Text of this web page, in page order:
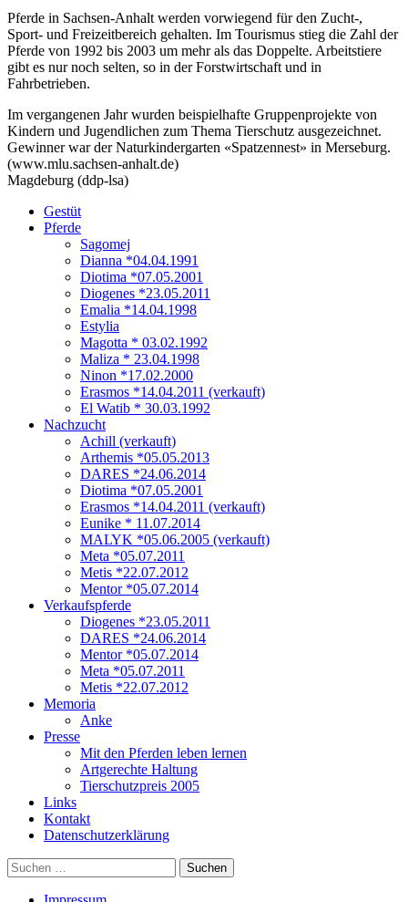
Pferde in Sachsen-Anhalt werden vorwiegend für den Zucht-,
Sport- und Freizeitbereich gehalten. Im Tourismus stieg die Zahl der
Pferde von 1992 bis 2003 um mehr als das Doppelte. Arbeitstiere
gibt es nur noch selten, so in der Forstwirtschaft und in
Fahrbetrieben.
Im vergangenen Jahr wurden beispielhafte Gruppenprojekte von
Kindern und Jugendlichen zum Thema Tierschutz ausgezeichnet.
Gewinner war der Naturkindergarten «Spatzennest» in Merseburg.
(www.mlu.sachsen-anhalt.de)
Magdeburg (ddp-lsa)
Gestüt
Pferde
Sagomej
Dianna *04.04.1991
Diotima *07.05.2001
Diogenes *23.05.2011
Emalia *14.04.1998
Estylia
Magotta * 03.02.1992
Maliza * 23.04.1998
Ninon *17.02.2000
Erasmos *14.04.2011 (verkauft)
El Watib * 30.03.1992
Nachzucht
Achill (verkauft)
Arthemis *05.05.2013
DARES *24.06.2014
Diotima *07.05.2001
Erasmos *14.04.2011 (verkauft)
Eunike * 11.07.2014
MALYK *05.06.2005 (verkauft)
Meta *05.07.2011
Metis *22.07.2012
Mentor *05.07.2014
Verkaufspferde
Diogenes *23.05.2011
DARES *24.06.2014
Mentor *05.07.2014
Meta *05.07.2011
Metis *22.07.2012
Memoria
Anke
Presse
Mit den Pferden leben lernen
Artgerechte Haltung
Tierschutzpreis 2005
Links
Kontakt
Datenschutzerklärung
Suchen
nach: